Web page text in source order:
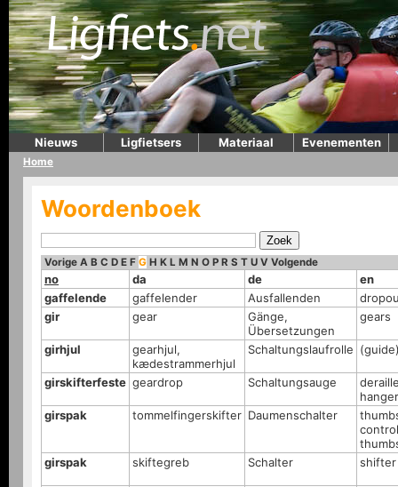
Nieuws Ligfietsers Materiaal Evenementen
Home
Woordenboek
Vorige A B C D E F G H K L M N O P R S T U V Volgende
no da de
en
gaffelende
gaffelender Ausfallenden
gir
gear
Gänge,
Übersetzungen
gears
girhjul
gearhjul,
kædestrammerhjul
Schaltungslaufrolle
girskifterfeste geardrop Schaltungsauge
hanger
girspak
tommelfingerskifter Daumenschalter
girspak
skiftegreb Schalter shifter